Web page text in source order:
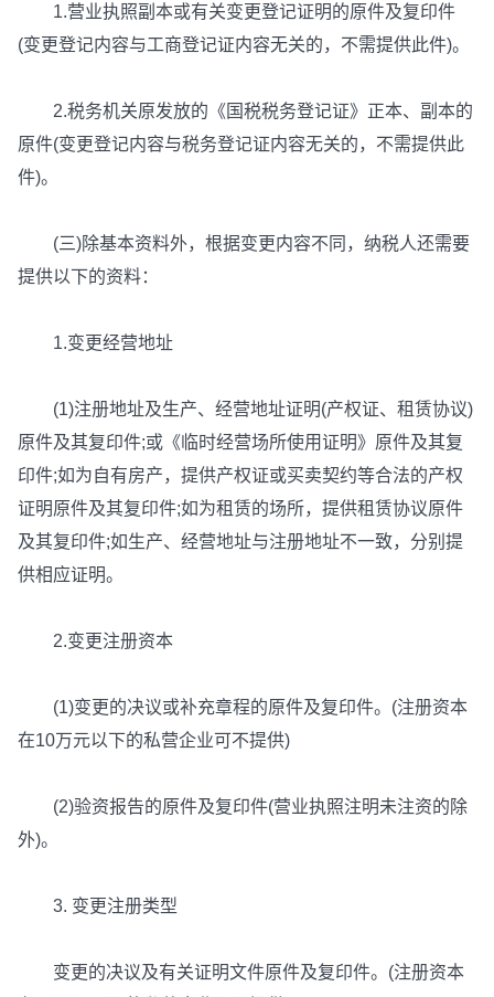
1.营业执照副本或有关变更登记证明的原件及复印件
(变更登记内容与工商登记证内容无关的，不需提供此件)。
2.税务机关原发放的《国税税务登记证》正本、副本的
原件(变更登记内容与税务登记证内容无关的，不需提供此
件)。
(三)除基本资料外，根据变更内容不同，纳税人还需要
提供以下的资料：
1.变更经营地址
(1)注册地址及生产、经营地址证明(产权证、租赁协议)
原件及其复印件;或《临时经营场所使用证明》原件及其复
印件;如为自有房产，提供产权证或买卖契约等合法的产权
证明原件及其复印件;如为租赁的场所，提供租赁协议原件
及其复印件;如生产、经营地址与注册地址不一致，分别提
供相应证明。
2.变更注册资本
(1)变更的决议或补充章程的原件及复印件。(注册资本
在10万元以下的私营企业可不提供)
(2)验资报告的原件及复印件(营业执照注明未注资的除
外)。
3. 变更注册类型
变更的决议及有关证明文件原件及复印件。(注册资本